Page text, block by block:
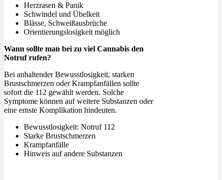
Herzrasen & Panik
Schwindel und Übelkeit
Blässe, Schweißausbrüche
Orientierungslosigkeit möglich
Wann sollte man bei zu viel Cannabis den
Notruf rufen?
Bei anhaltender Bewusstlosigkeit, starken
Brustschmerzen oder Krampfanfällen sollte
sofort die 112 gewählt werden. Solche
Symptome können auf weitere Substanzen oder
eine ernste Komplikation hindeuten.
Bewusstlosigkeit: Notruf 112
Starke Brustschmerzen
Krampfanfälle
Hinweis auf andere Substanzen